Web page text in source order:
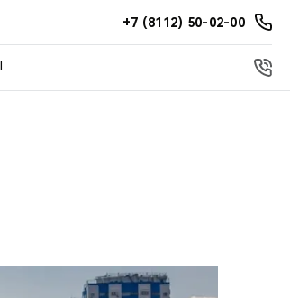
+7 (8112) 50-02-00